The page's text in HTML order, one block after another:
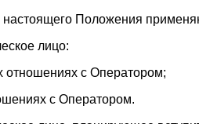
настоящего Положения
лицо:
отношениях с Оператором;
с Оператором.